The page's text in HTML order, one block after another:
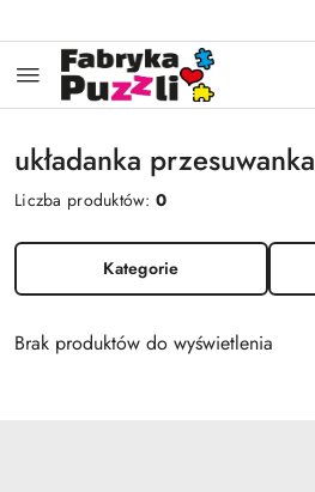
układanka przesuwanka
Liczba produktów:0
Kategorie
Brak produktów do wyświetlenia